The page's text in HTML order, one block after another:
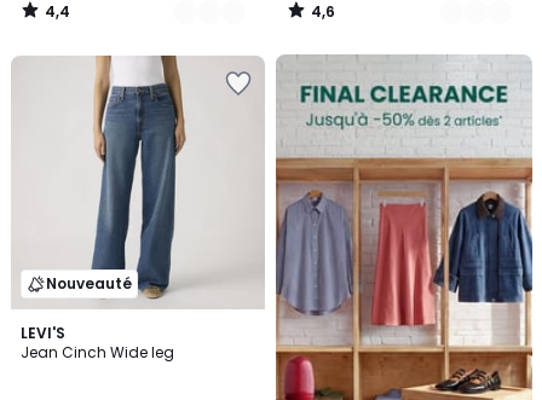
4,4
/
4,6
/
Nouveauté
LEVI'S
Jean Cinch Wide leg
4,7
/ 5
4
Couleurs
FINAL
CLEARANCE